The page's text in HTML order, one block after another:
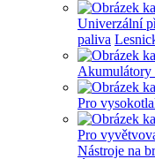
Univerzální
paliva
Akumulátory
Pro
Pro
Nástroje na